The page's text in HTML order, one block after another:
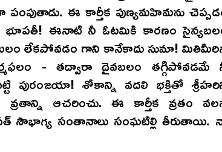
ఈ కార్తీక పుణ్యమహిమను
భూపతీ! ఈనాటి నీ ఓటమికి కారణం
లేకపోవడం గాని కానేకాదు సుమా!
- తద్వారా దైవబలం తగ్గిపోవడమే
పురంజయా! శోకాన్ని వదలి భక్తితో
ఆచరించు. ఈ కార్తీక వ్రతం
సౌభాగ్య సంతానాలు సంఘటిల్లి తీరుతాయి.